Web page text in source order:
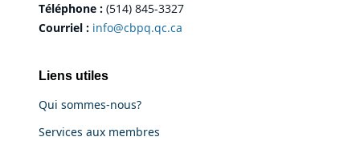
Téléphone : (514) 845-3327
Courriel : info@cbpq.qc.ca
Liens utiles
Qui sommes-nous?
Services aux membres